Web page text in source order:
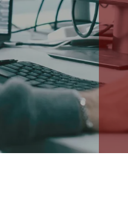
DA KONTAKT OS